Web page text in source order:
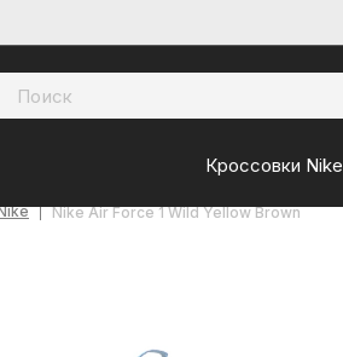
Кроссовки Nike
Nike Air Force 1 Wild Yellow Brown